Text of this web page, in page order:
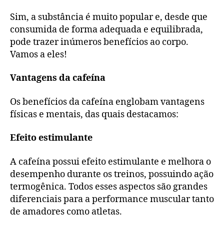
Sim, a substância é muito popular e, desde que
consumida de forma adequada e equilibrada,
pode trazer inúmeros benefícios ao corpo.
Vamos a eles!
Vantagens da cafeína
Os benefícios da cafeína englobam vantagens
físicas e mentais, das quais destacamos:
Efeito estimulante
A cafeína possui efeito estimulante e melhora o
desempenho durante os treinos, possuindo ação
termogênica. Todos esses aspectos são grandes
diferenciais para a performance muscular tanto
de amadores como atletas.